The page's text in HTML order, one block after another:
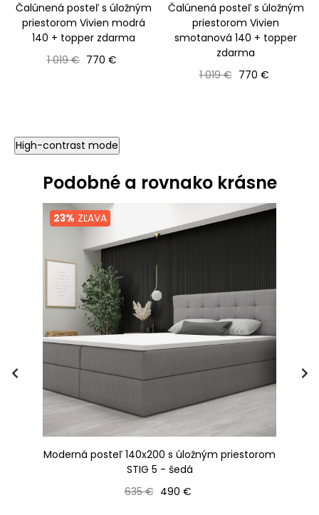
Čalúnená posteľ s úložným
priestorom Vivien modrá
140 + topper zdarma
Bežná cena
1 019 € Cena
770 €
Čalúnená posteľ s úložným
priestorom Vivien
smotanová 140 + topper
zdarma
Bežná cena
1 019 € Cena
770 €
High-contrast mode
Podobné a rovnako krásne
23% ZĽAVA
Moderná posteľ 140x200 s úložným priestorom
STIG 5 - šedá
Bežná cena
635 € Cena
490 €